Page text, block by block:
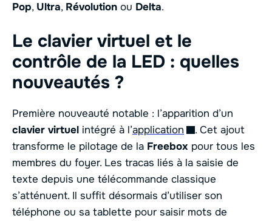
Pop, Ultra, Révolution ou Delta.
Le clavier virtuel et le
contrôle de la LED : quelles
nouveautés ?
Première nouveauté notable : l’apparition d’un
clavier virtuel intégré à l’application
. Cet ajout
transforme le pilotage de la Freebox pour tous les
membres du foyer. Les tracas liés à la saisie de
texte depuis une télécommande classique
s’atténuent. Il suffit désormais d’utiliser son
téléphone ou sa tablette pour saisir mots de